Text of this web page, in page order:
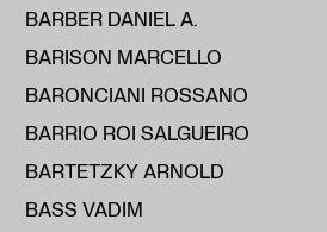
BARBER DANIEL A.
BARISON MARCELLO
BARONCIANI ROSSANO
BARRIO ROI SALGUEIRO
BARTETZKY ARNOLD
BASS VADIM